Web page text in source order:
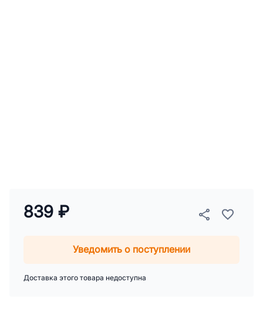
839 ₽
Уведомить о поступлении
Доставка этого товара недоступна